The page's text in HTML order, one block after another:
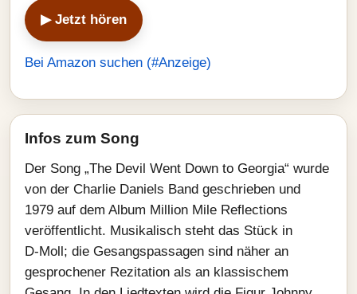
▶ Jetzt hören
Bei Amazon suchen (#Anzeige)
Infos zum Song
Der Song „The Devil Went Down to Georgia“ wurde
von der Charlie Daniels Band geschrieben und
1979 auf dem Album Million Mile Reflections
veröffentlicht. Musikalisch steht das Stück in
D‑Moll; die Gesangspassagen sind näher an
gesprochener Rezitation als an klassischem